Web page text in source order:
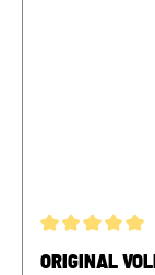
ORIGINAL